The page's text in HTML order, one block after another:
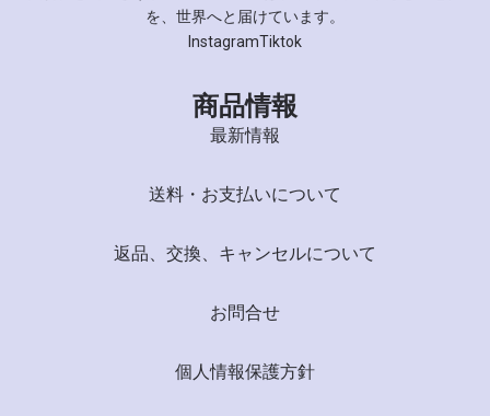
を、世界へと届けています。
InstagramTiktok
商品情報
最新情報
送料・お支払いについて
返品、交換、キャンセルについて
お問合せ
個人情報保護方針